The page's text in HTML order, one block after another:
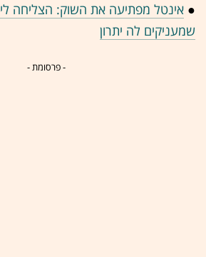
● אינטל מפתיעה את השוק: הצליחה
שמעניקים לה יתרון
- פרסומת -